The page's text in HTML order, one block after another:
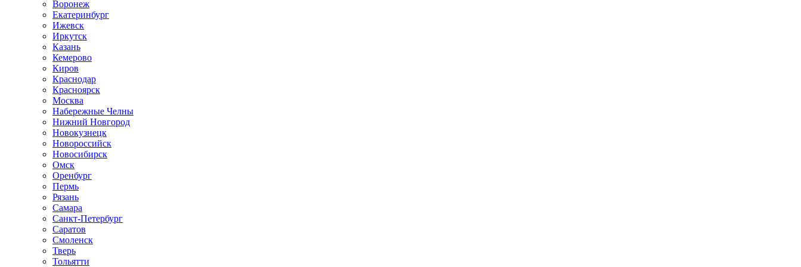
Воронеж
Екатеринбург
Ижевск
Иркутск
Казань
Кемерово
Киров
Краснодар
Красноярск
Москва
Набережные Челны
Нижний Новгород
Новокузнецк
Новороссийск
Новосибирск
Омск
Оренбург
Пермь
Рязань
Самара
Санкт-Петербург
Саратов
Смоленск
Тверь
Тольятти